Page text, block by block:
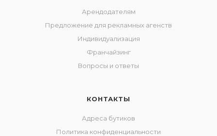
Арендодателям
Предложение для рекламных агенств
Индивидуализация
Франчайзинг
Вопросы и ответы
КОНТАКТЫ
Адреса бутиков
Политика конфиденциальности